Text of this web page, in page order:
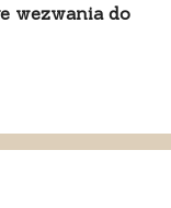
wezwania do